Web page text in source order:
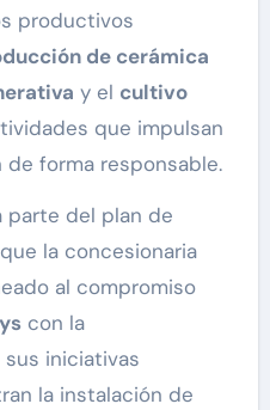
productivos
de cerámica
y el cultivo
que impulsan
de forma responsable.
parte del plan de
la concesionaria
al compromiso
con la
iniciativas
la instalación de